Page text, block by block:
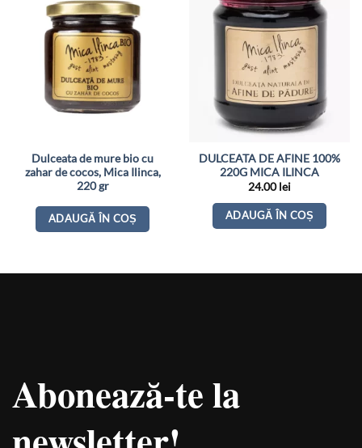
Dulceata de mure bio cu
zahar de cocos, Mica Ilinca,
220 gr
ADAUGĂ ÎN COȘ
DULCEATA DE AFINE 100%
220G MICA ILINCA
24.00lei
ADAUGĂ ÎN COȘ
Abonează-te la